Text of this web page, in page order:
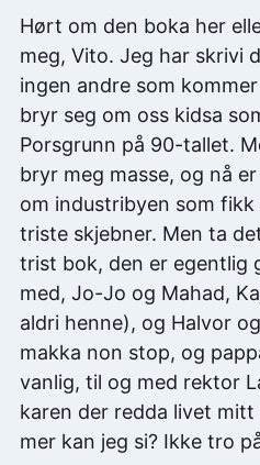
Hørt om den boka her
meg, Vito. Jeg har skrivi
ingen andre som
bryr seg om oss kidsa
Porsgrunn på 90-tallet.
bryr meg masse, og nå
om industribyen som
triste skjebner. Men ta
trist bok, den er egentlig
med, Jo-Jo og Mahad,
aldri henne), og Halvor
makka non stop, og
vanlig, til og med rektor
karen der redda livet
mer kan jeg si? Ikke tro